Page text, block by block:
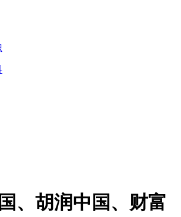
、胡润中国、财富